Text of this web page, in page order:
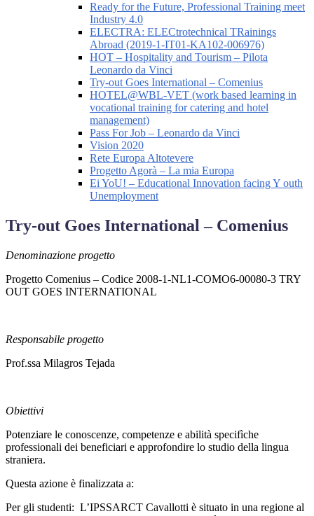
Ready for the Future, Professional Training meet
Industry 4.0
ELECTRA: ELECtrotechnical TRainings
Abroad (2019-1-IT01-KA102-006976)
HOT – Hospitality and Tourism – Pilota
Leonardo da Vinci
Try-out Goes International – Comenius
HOTEL@WBL-VET (work based learning in
vocational training for catering and hotel
management)
Pass For Job – Leonardo da Vinci
Vision 2020
Rete Europa Altotevere
Progetto Agorà – La mia Europa
Ei YoU! – Educational Innovation facing Y outh
Unemployment
Try-out Goes International – Comenius
Denominazione progetto
Progetto Comenius – Codice 2008-1-NL1-COMO6-00080-3 TRY
OUT GOES INTERNATIONAL
Responsabile progetto
Prof.ssa Milagros Tejada
Obiettivi
Potenziare le conoscenze, competenze e abilità specifìche
professionali dei beneficiari e approfondire lo studio della lingua
straniera.
Questa azione è finalizzata a:
Per gli studenti: L’IPSSARCT Cavallotti è situato in una regione al